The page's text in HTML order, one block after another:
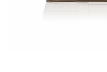
简体中文